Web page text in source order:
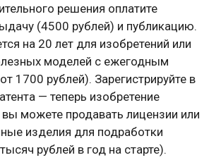
решения оплатите
(4500 рублей) и публикацию.
на 20 лет для изобретений или
моделей с ежегодным
1700 рублей). Зарегистрируйте в
— теперь изобретение
вы можете продавать лицензии или
изделия для подработки
рублей в год на старте).